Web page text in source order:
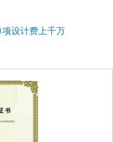
设计费上千万